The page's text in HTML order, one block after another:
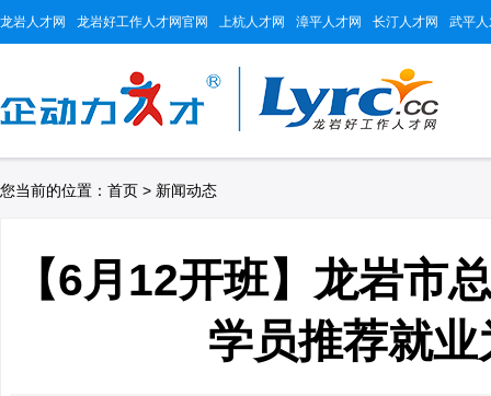
龙岩人才网 龙岩好工作人才网官网 上杭人才网 漳平人才网 长汀人才网 武平
您当前的位置： 首页 > 新闻动态
【6月12开班】龙岩市
学员推荐就